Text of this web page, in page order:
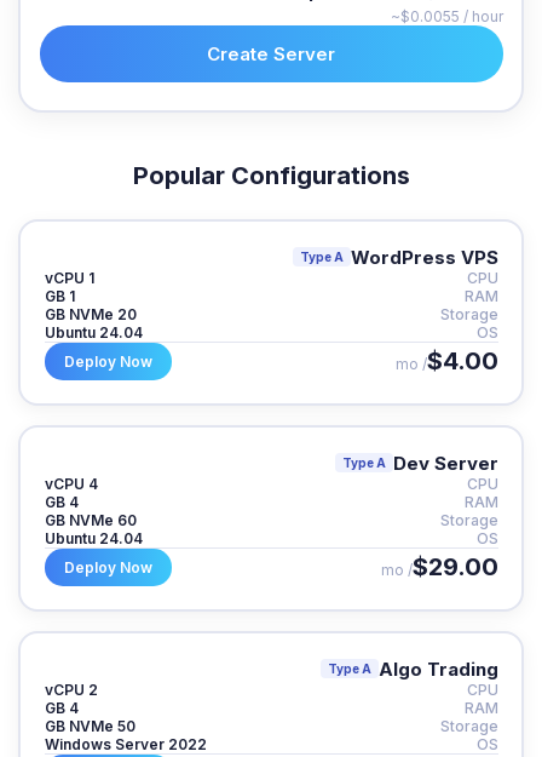
~$0.0055 / hour
Create Server
Popular Configurations
WordPress VPS
Type A
CPU
1 vCPU
RAM
1 GB
Storage
20 GB NVMe
OS
Ubuntu 24.04
$4.00
/ mo
Deploy Now
Dev Server
Type A
CPU
4 vCPU
RAM
4 GB
Storage
60 GB NVMe
OS
Ubuntu 24.04
$29.00
/ mo
Deploy Now
Algo Trading
Type A
CPU
2 vCPU
RAM
4 GB
Storage
50 GB NVMe
OS
Windows Server 2022